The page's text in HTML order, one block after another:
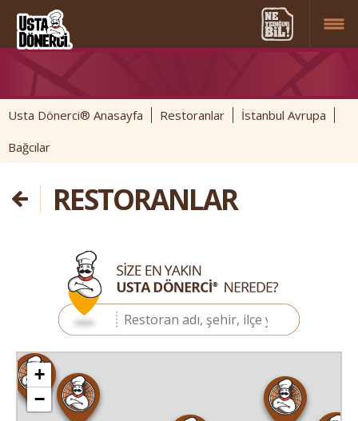
Usta Dönerci® Anasayfa Restoranlar
İstanbul Avrupa
Bağcılar
RESTORANLAR
+
−